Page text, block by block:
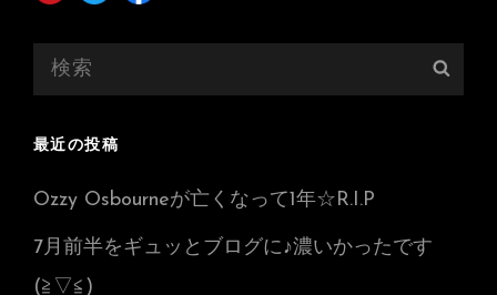
最近の投稿
Ozzy Osbourneが亡くなって1年☆R.I.P
7月前半をギュッとブログに♪濃いかったです
(≧▽≦)